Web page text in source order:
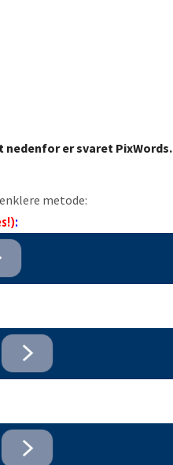
er svaret PixWords.
metode:
: